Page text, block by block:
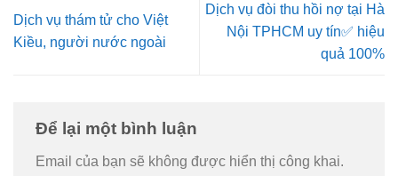
Dịch vụ thám tử cho Việt
Kiều, người nước ngoài
Dịch vụ đòi thu hồi nợ tại Hà
Nội TPHCM uy tín✅ hiệu
quả 100%
Để lại một bình luận
Email của bạn sẽ không được hiển thị công khai.